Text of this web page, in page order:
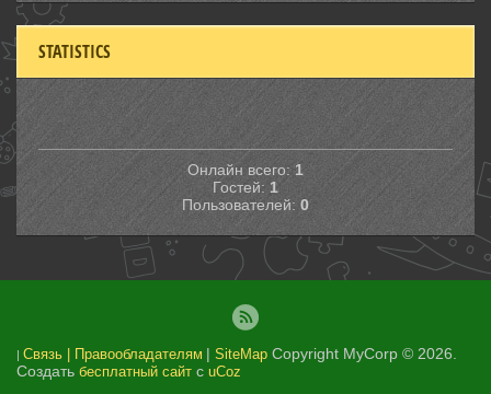
STATISTICS
Онлайн всего: 1
Гостей: 1
Пользователей: 0
| Связь | Правообладателям | SiteMap Copyright MyCorp © 2026
Создать бесплатный сайт с uCoz